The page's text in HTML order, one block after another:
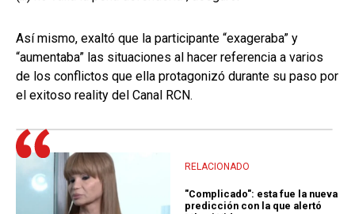
Así mismo, exaltó que la participante “exageraba” y
“aumentaba” las situaciones al hacer referencia a varios
de los conflictos que ella protagonizó durante su paso por
el exitoso reality del Canal RCN.
RELACIONADO
"Complicado": esta fue la nueva
predicción con la que alertó